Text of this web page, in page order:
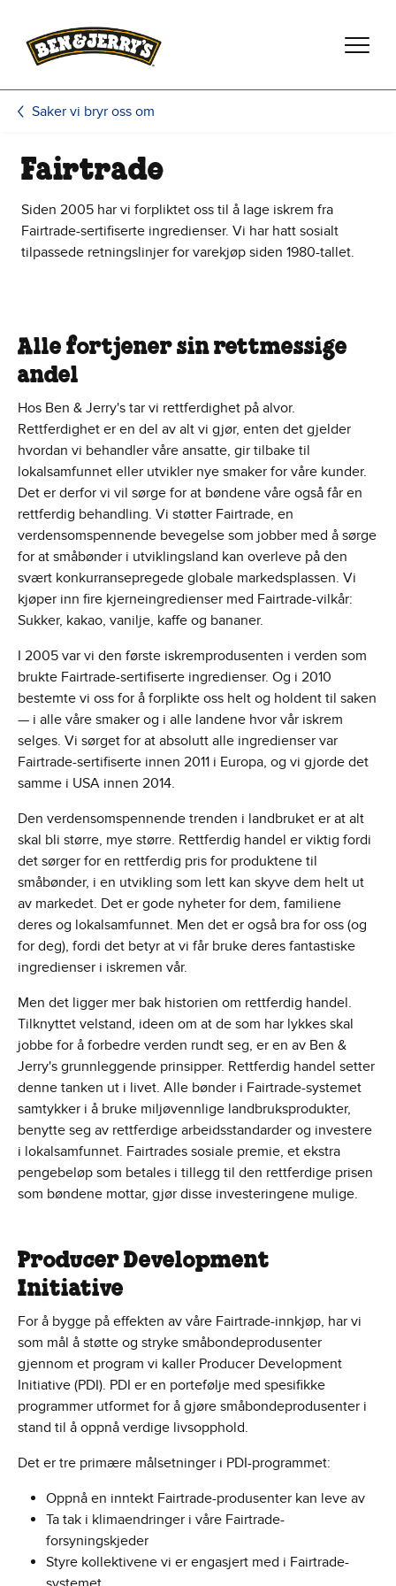
Saker vi bryr oss om
Fairtrade
Siden 2005 har vi forpliktet oss til å lage iskrem fra
Fairtrade-sertifiserte ingredienser. Vi har hatt sosialt
tilpassede retningslinjer for varekjøp siden 1980-tallet.
Alle fortjener sin rettmessige
andel
Hos Ben & Jerry's tar vi rettferdighet på alvor.
Rettferdighet er en del av alt vi gjør, enten det gjelder
hvordan vi behandler våre ansatte, gir tilbake til
lokalsamfunnet eller utvikler nye smaker for våre kunder.
Det er derfor vi vil sørge for at bøndene våre også får en
rettferdig behandling. Vi støtter Fairtrade, en
verdensomspennende bevegelse som jobber med å sørge
for at småbønder i utviklingsland kan overleve på den
svært konkurransepregede globale markedsplassen. Vi
kjøper inn fire kjerneingredienser med Fairtrade-vilkår:
Sukker, kakao, vanilje, kaffe og bananer.
I 2005 var vi den første iskremprodusenten i verden som
brukte Fairtrade-sertifiserte ingredienser. Og i 2010
bestemte vi oss for å forplikte oss helt og holdent til saken
— i alle våre smaker og i alle landene hvor vår iskrem
selges. Vi sørget for at absolutt alle ingredienser var
Fairtrade-sertifiserte innen 2011 i Europa, og vi gjorde det
samme i USA innen 2014.
Den verdensomspennende trenden i landbruket er at alt
skal bli større, mye større. Rettferdig handel er viktig fordi
det sørger for en rettferdig pris for produktene til
småbønder, i en utvikling som lett kan skyve dem helt ut
av markedet. Det er gode nyheter for dem, familiene
deres og lokalsamfunnet. Men det er også bra for oss (og
for deg), fordi det betyr at vi får bruke deres fantastiske
ingredienser i iskremen vår.
Men det ligger mer bak historien om rettferdig handel.
Tilknyttet velstand, ideen om at de som har lykkes skal
jobbe for å forbedre verden rundt seg, er en av Ben &
Jerry's grunnleggende prinsipper. Rettferdig handel setter
denne tanken ut i livet. Alle bønder i Fairtrade-systemet
samtykker i å bruke miljøvennlige landbruksprodukter,
benytte seg av rettferdige arbeidsstandarder og investere
i lokalsamfunnet. Fairtrades sosiale premie, et ekstra
pengebeløp som betales i tillegg til den rettferdige prisen
som bøndene mottar, gjør disse investeringene mulige.
Producer Development
Initiative
For å bygge på effekten av våre Fairtrade-innkjøp, har vi
som mål å støtte og stryke småbondeprodusenter
gjennom et program vi kaller Producer Development
Initiative (PDI). PDI er en portefølje med spesifikke
programmer utformet for å gjøre småbondeprodusenter i
stand til å oppnå verdige livsopphold.
Det er tre primære målsetninger i PDI-programmet:
Oppnå en inntekt Fairtrade-produsenter kan leve av
Ta tak i klimaendringer i våre Fairtrade-
forsyningskjeder
Styre kollektivene vi er engasjert med i Fairtrade-